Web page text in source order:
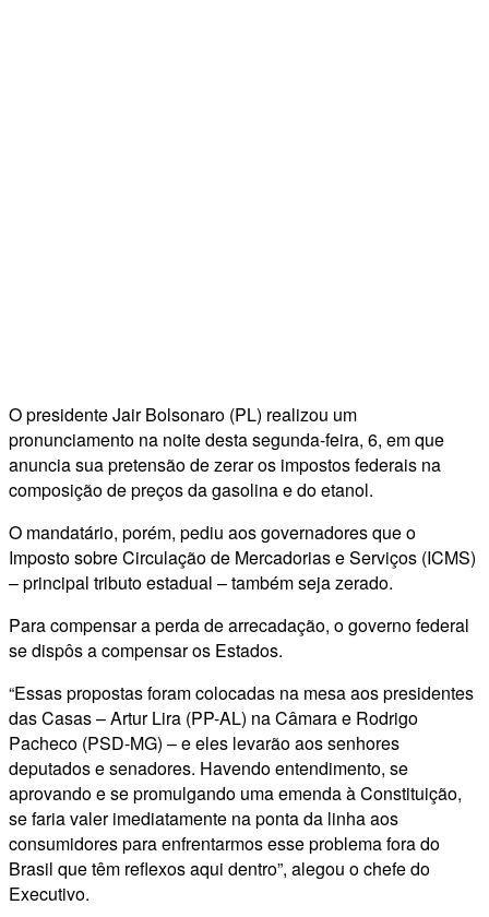
O presidente Jair Bolsonaro (PL) realizou um
pronunciamento na noite desta segunda-feira, 6, em que
anuncia sua pretensão de zerar os impostos federais na
composição de preços da gasolina e do etanol.
O mandatário, porém, pediu aos governadores que o
Imposto sobre Circulação de Mercadorias e Serviços (ICMS)
– principal tributo estadual – também seja zerado.
Para compensar a perda de arrecadação, o governo federal
se dispôs a compensar os Estados.
“Essas propostas foram colocadas na mesa aos presidentes
das Casas – Artur Lira (PP-AL) na Câmara e Rodrigo
Pacheco (PSD-MG) – e eles levarão aos senhores
deputados e senadores. Havendo entendimento, se
aprovando e se promulgando uma emenda à Constituição,
se faria valer imediatamente na ponta da linha aos
consumidores para enfrentarmos esse problema fora do
Brasil que têm reflexos aqui dentro”, alegou o chefe do
Executivo.